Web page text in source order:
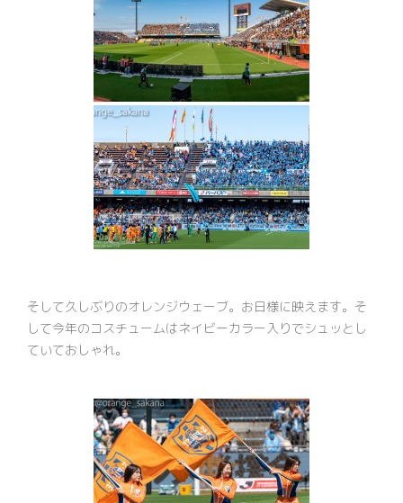
そして久しぶりのオレンジウェーブ。お日様に映えます。そ
して今年のコスチュームはネイビーカラー入りでシュッとし
ていておしゃれ。